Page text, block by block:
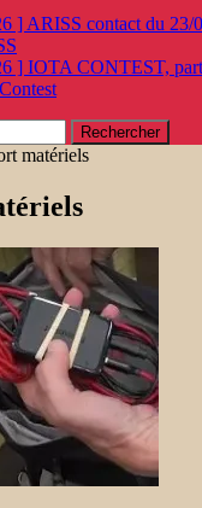
] ARISS contact du 23/
] IOTA CONTEST,
Contest
matériels